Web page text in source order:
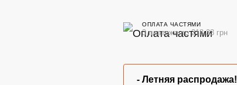
ОПЛАТА ЧАСТЯМИ
3 платежа по 218.33 грн
- Летняя распродажа!